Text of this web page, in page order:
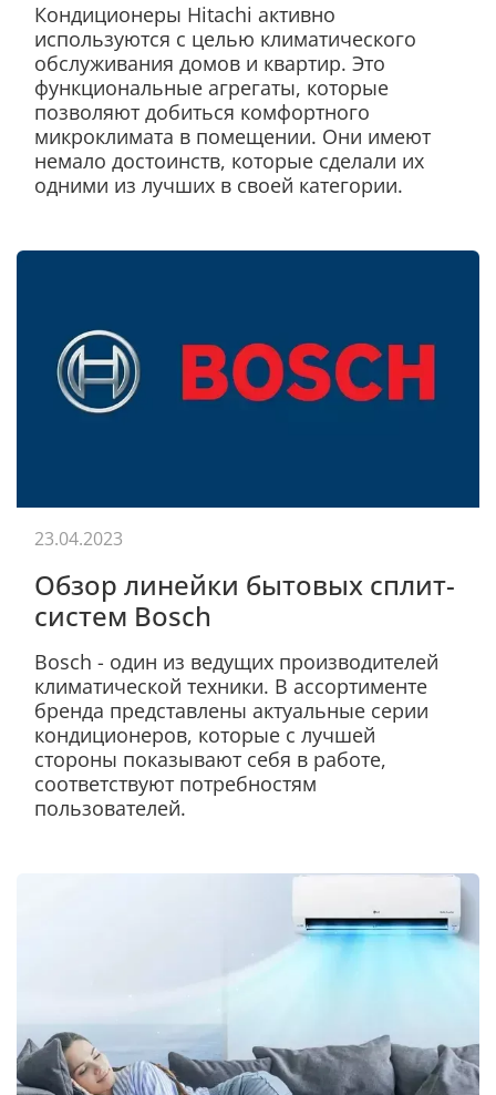
Кондиционеры Hitachi активно
используются с целью климатического
обслуживания домов и квартир. Это
функциональные агрегаты, которые
позволяют добиться комфортного
микроклимата в помещении. Они имеют
немало достоинств, которые сделали их
одними из лучших в своей категории.
Обзор линейки бытовых сплит-
систем Bosch
Bosch - один из ведущих производителей
климатической техники. В ассортименте
бренда представлены актуальные серии
кондиционеров, которые с лучшей
стороны показывают себя в работе,
соответствуют потребностям
пользователей.
23.04.2023